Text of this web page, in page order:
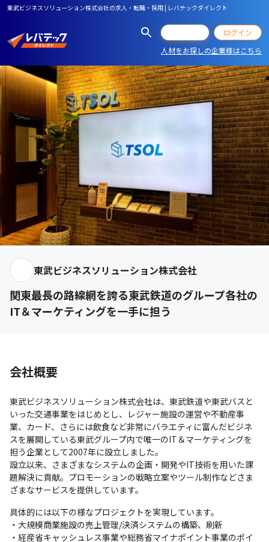
東武ビジネスソリューション株式会社の求人・転職・採用 | レバテックダイレクト
ログイン
人材をお探しの企業様はこちら
東武ビジネスソリューション株式会社
関東最長の路線網を誇る東武鉄道のグループ各社の
IT＆マーケティングを一手に担う
会社概要
東武ビジネスソリューション株式会社は、東武鉄道や東武バスと
いった交通事業をはじめとし、レジャー施設の運営や不動産事
業、カード、さらには飲食など非常にバラエティに富んだビジネ
スを展開している東武グループ内で唯一のIT＆マーケティングを
担う企業として2007年に設立しました。
設立以来、さまざまなシステムの企画・開発やIT技術を用いた課
題解決に貢献。プロモーションの戦略立案やツール制作などさま
ざまなサービスを提供しています。
具体的には以下の様なプロジェクトを実現しています。
・⼤規模商業施設の売上管理/決済システムの構築、刷新
・経産省キャッシュレス事業や総務省マイナポイント事業のポイ